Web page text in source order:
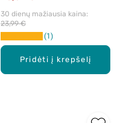
Pridėti į krepšelį
30 dienų mažiausia kaina:
23,99 €
1